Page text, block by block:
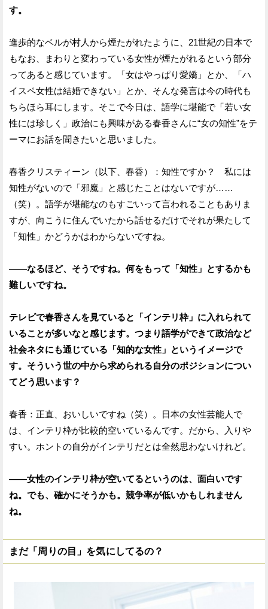
す。
進歩的なベルが村人から煙たがれたように、21世紀の日本で
もなお、まわりと変わっている女性が煙たがれるという部分
ってあると感じています。「女はやっぱり愛嬌」とか、「ハ
イスペ女性は結婚できない」とか、そんな発言は今の時代も
ちらほら耳にします。そこで今日は、語学に堪能で「若い女
性には珍しく」政治にも興味がある春香さんに“女の知性”をテ
ーマにお話を聞きたいと思いました。
春香クリスティーン（以下、春香）：知性ですか？ 私には
知性がないので「邪魔」と感じたことはないですが……
（笑）。語学が堪能なのもすごいって言われることもありま
すが、向こうに住んでいたから話せるだけでそれが果たして
「知性」かどうかはわからないですね。
——なるほど、そうですね。何をもって「知性」とするかも
難しいですね。
テレビで春香さんを見ていると「インテリ枠」に入れられて
いることが多いなと感じます。つまり語学ができて政治など
社会ネタにも通じている「知的な女性」というイメージで
す。そういう世の中から求められる自分のポジションについ
てどう思います？
春香：正直、おいしいですね（笑）。日本の女性芸能人で
は、インテリ枠が比較的空いているんです。だから、入りや
すい。ホントの自分がインテリだとは全然思わないけれど。
——女性のインテリ枠が空いてるというのは、面白いです
ね。でも、確かにそうかも。競争率が低いかもしれません
ね。
まだ「周りの目」を気にしてるの？